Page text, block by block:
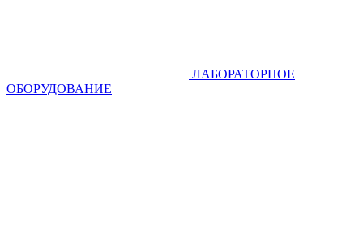
ЛАБОРАТОРНОЕ
ОБОРУДОВАНИЕ